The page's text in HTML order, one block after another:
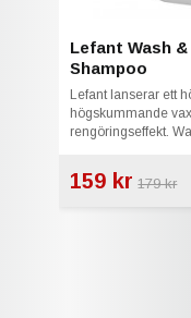
Lefant Wash
Shampoo
Lefant lanserar ett
högskummande
rengöringseffekt.
159 kr 179 kr